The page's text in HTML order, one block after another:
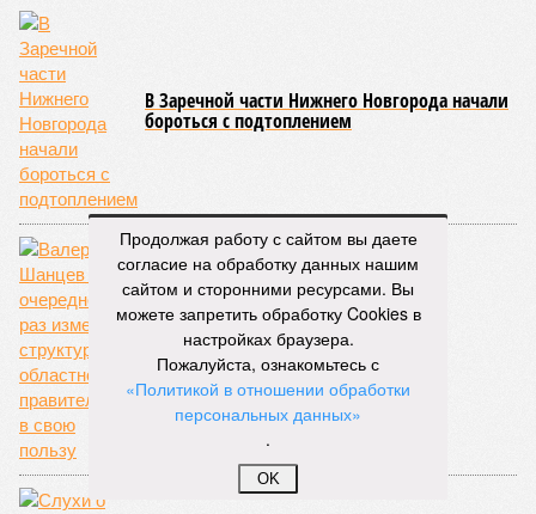
В Заречной части Нижнего Новгорода начали
бороться с подтоплением
Шанцев подкрепился
Продолжая работу с сайтом вы даете
согласие на обработку данных нашим
сайтом и сторонними ресурсами. Вы
можете запретить обработку Cookies в
настройках браузера.
Пожалуйста, ознакомьтесь с
«Политикой в отношении обработки
персональных данных»
.
OK